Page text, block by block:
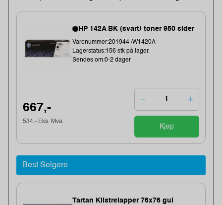
HP 142A BK (svart) toner 950 sider
Varenummer:201944 /W1420A
Lagerstatus:156 stk på lager.
Sendes om:0-2 dager
667,-
534,- Eks. Mva.
Kjøp
Best Selgere
Tartan Klistrelapper 76x76 gul